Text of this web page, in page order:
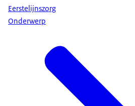
Eerstelijnszorg
Onderwerp